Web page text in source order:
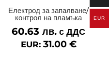
Електрод за запалване/
контрол на пламъка
60.63 лв. с ДДС
EUR: 31.00 €
EUR